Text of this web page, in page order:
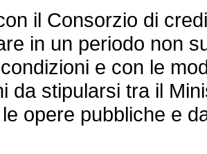
il Consorzio di
in un periodo non
e con le
da stipularsi tra il
opere pubbliche e